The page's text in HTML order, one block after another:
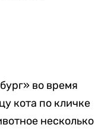
во время
кота по кличке
несколько